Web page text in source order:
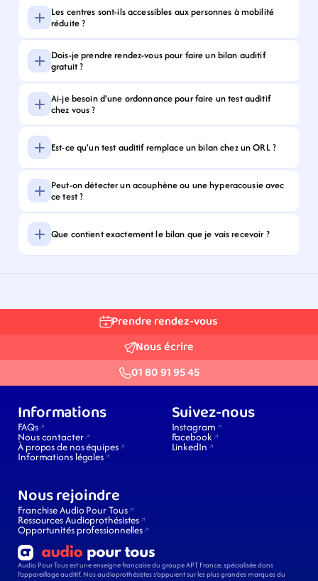
Les centres sont-ils accessibles aux personnes à mobilité
réduite ?
Dois-je prendre rendez-vous pour faire un bilan auditif
gratuit ?
Ai-je besoin d’une ordonnance pour faire un test auditif
chez vous ?
Est-ce qu’un test auditif remplace un bilan chez un ORL ?
Peut-on détecter un acouphène ou une hyperacousie avec
ce test ?
Que contient exactement le bilan que je vais recevoir ?
Prendre rendez-vous
Nous écrire
01 80 91 95 45
Audio Pour Tous est une enseigne française du groupe APT France, spécialisée dans
l’appareillage auditif. Nos audioprothésistes s’appuient sur les plus grandes marques du
Informations
FAQs
Nous contacter
À propos de nos équipes
Informations légales
Suivez-nous
Instagram
Facebook
LinkedIn
Nous rejoindre
Franchise Audio Pour Tous
Ressources Audioprothésistes
Opportunités professionnelles